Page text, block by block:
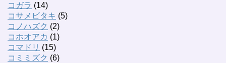
コガラ (14)
コサメビタキ (5)
コノハズク (2)
コホオアカ (1)
コマドリ (15)
コミミズク (6)